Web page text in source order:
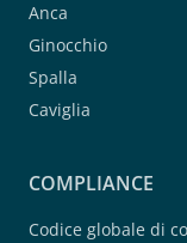
Anca
Ginocchio
Spalla
Caviglia
COMPLIANCE
Codice globale di